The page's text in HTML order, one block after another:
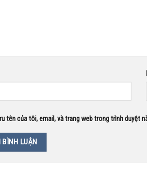
tên của tôi, email, và trang web trong trình duyệt